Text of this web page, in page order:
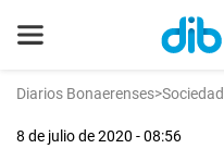
Diarios Bonaerenses>Sociedad
8 de julio de 2020 - 08:56